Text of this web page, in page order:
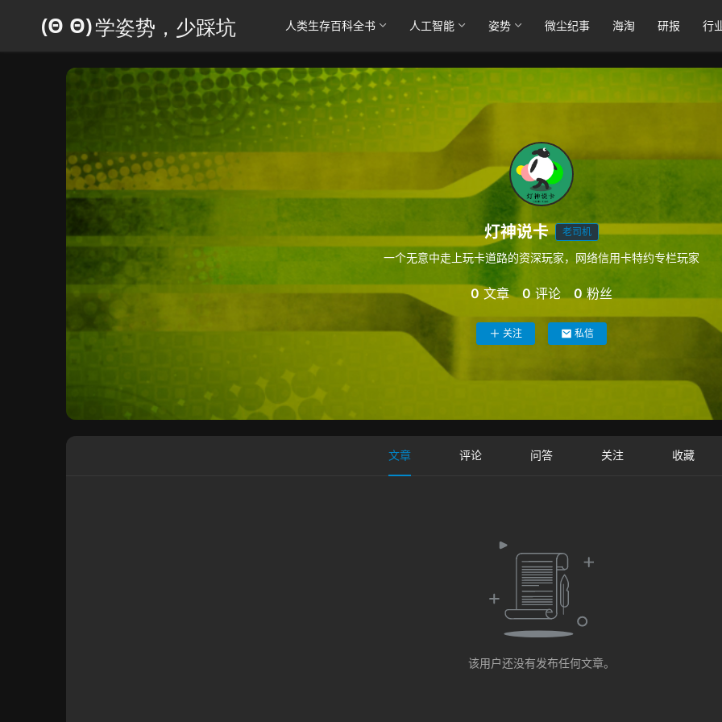
人类生存百科全书 人工智能 姿势 微尘纪事 海淘 研报 行
灯神说卡 老司机
一个无意中走上玩卡道路的资深玩家，网络信用卡特约专栏玩家
0 文章 0 评论 0 粉丝
关注 私信
文章 评论 问答 关注 收藏
该用户还没有发布任何文章。